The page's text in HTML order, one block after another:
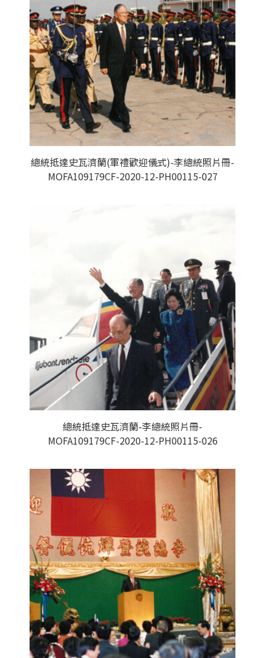
總統抵達史瓦濟蘭(軍禮歡迎儀式)-李總統照片冊-
MOFA109179CF-2020-12-PH00115-027
總統抵達史瓦濟蘭-李總統照片冊-
MOFA109179CF-2020-12-PH00115-026